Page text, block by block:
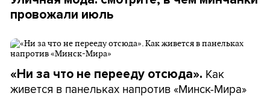
провожали июль
«Ни за что не перееду отсюда». Как
живется в панельках напротив «Минск-Мира»